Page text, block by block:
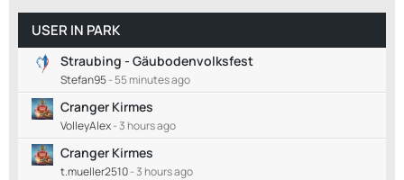
USER IN PARK
Straubing - Gäubodenvolksfest
Stefan95-55 minutes ago
Cranger Kirmes
VolleyAlex-3 hours ago
Cranger Kirmes
t.mueller2510-3 hours ago